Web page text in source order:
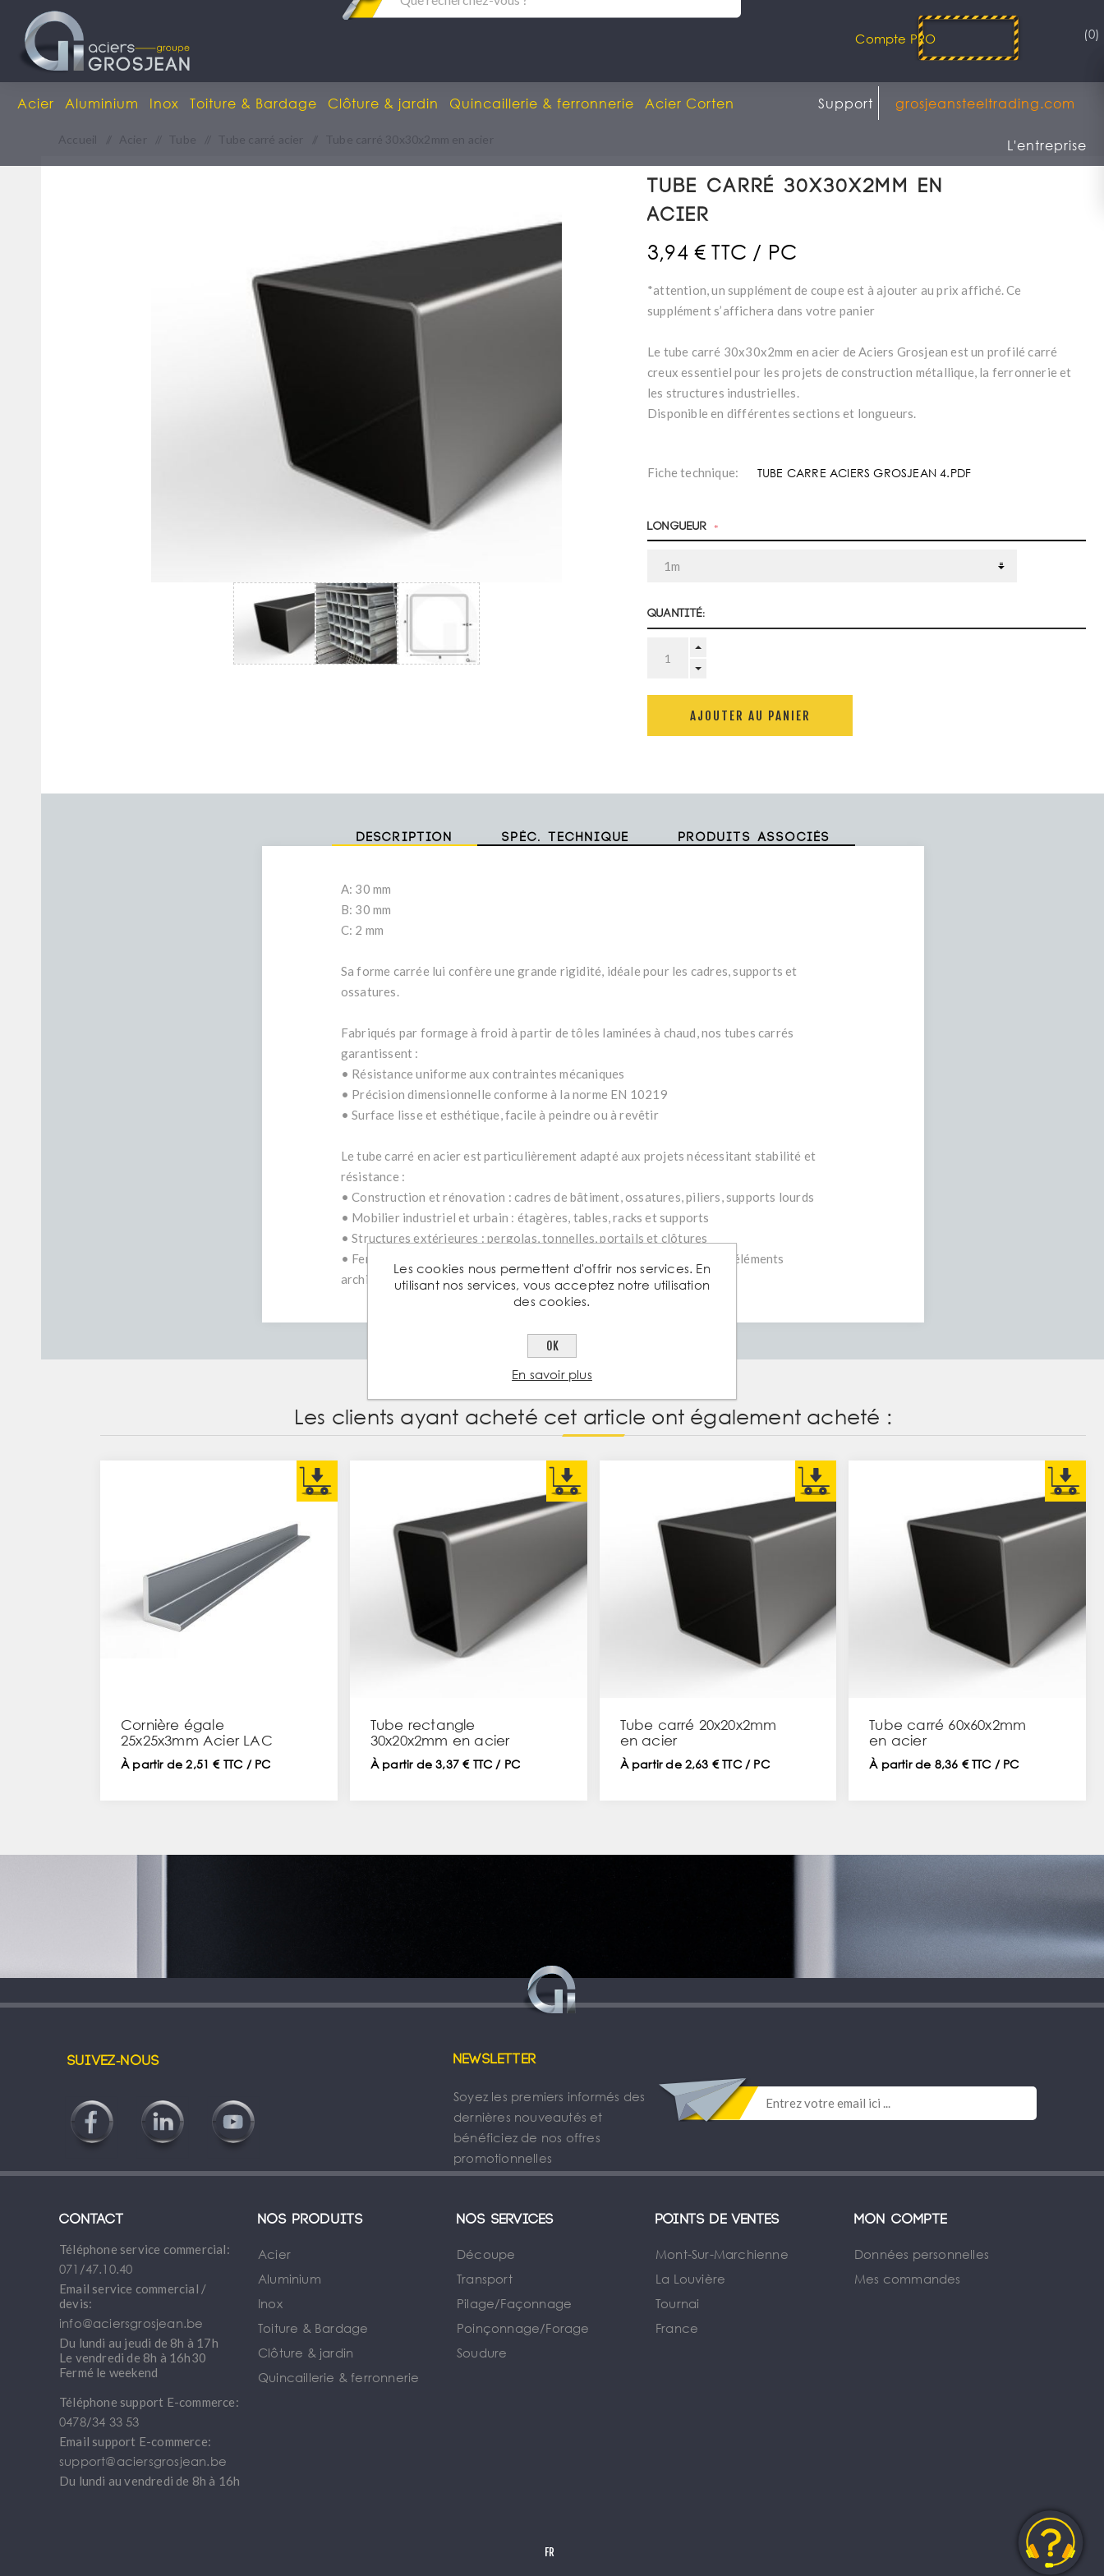
Compte PRO (0)
Acier Aluminium Inox Toiture & Bardage Clôture & jardin Quincaillerie & ferronnerie Acier Corten grosjeansteeltrading.com
Support
L'entreprise
Accueil Acier Tube Tube carré acier Tube carré 30x30x2mm en acier
Tube carré 30x30x2mm en
acier
3,94 € TTC / PC
*attention, un supplément de coupe est à ajouter au prix affiché. Ce
supplément s’affichera dans votre panier
Le tube carré 30x30x2mm en acier de Aciers Grosjean est un profilé carré
creux essentiel pour les projets de construction métallique, la ferronnerie et
les structures industrielles.
Disponible en différentes sections et longueurs.
Fiche technique: TUBE CARRE ACIERS GROSJEAN 4.PDF
Longueur *
Quantité:
AJOUTER AU PANIER
Description Spéc. technique Produits associés
A: 30 mm
B: 30 mm
C: 2 mm
Sa forme carrée lui confère une grande rigidité, idéale pour les cadres, supports et
ossatures.
Fabriqués par formage à froid à partir de tôles laminées à chaud, nos tubes carrés
garantissent :
• Résistance uniforme aux contraintes mécaniques
• Précision dimensionnelle conforme à la norme EN 10219
• Surface lisse et esthétique, facile à peindre ou à revêtir
Le tube carré en acier est particulièrement adapté aux projets nécessitant stabilité et
résistance :
• Construction et rénovation : cadres de bâtiment, ossatures, piliers, supports lourds
• Mobilier industriel et urbain : étagères, tables, racks et supports
• Structures extérieures : pergolas, tonnelles, portails et clôtures
• Ferronnerie décorative : structures rectangulaires pour barrières et éléments
architecturaux
Les clients ayant acheté cet article ont également acheté :
Cornière égale
25x25x3mm Acier LAC
À partir de 2,51 € TTC / PC
Tube rectangle
30x20x2mm en acier
À partir de 3,37 € TTC / PC
Tube carré 20x20x2mm
en acier
À partir de 2,63 € TTC / PC
Tube carré 60x60x2mm
en acier
À partir de 8,36 € TTC / PC
Suivez-nous Newsletter
Soyez les premiers informés des
dernières nouveautés et
bénéficiez de nos offres
promotionnelles
Contact
Téléphone service commercial:
071/47.10.40
Email service commercial /
devis:
info@aciersgrosjean.be
Du lundi au jeudi de 8h à 17h
Le vendredi de 8h à 16h30
Fermé le weekend
Téléphone support E-commerce:
0478/34 33 53
Email support E-commerce:
support@aciersgrosjean.be
Du lundi au vendredi de 8h à 16h
Nos produits
Acier
Aluminium
Inox
Toiture & Bardage
Clôture & jardin
Quincaillerie & ferronnerie
Nos services
Découpe
Transport
Pilage/Façonnage
Poinçonnage/Forage
Soudure
Points de ventes
Mont-Sur-Marchienne
La Louvière
Tournai
France
Mon compte
Données personnelles
Mes commandes
Les cookies nous permettent d'offrir nos services. En
utilisant nos services, vous acceptez notre utilisation
des cookies.
OK
En savoir plus